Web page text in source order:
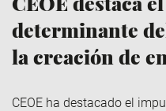
determinante
la creación de
CEOE ha destacado el